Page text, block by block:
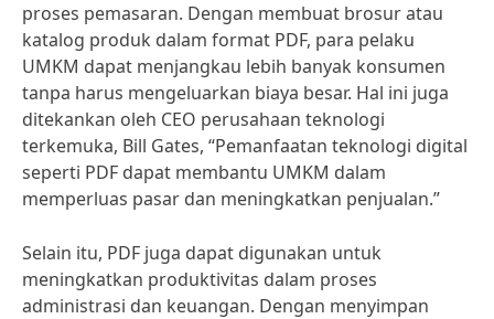
proses pemasaran. Dengan membuat brosur atau
katalog produk dalam format PDF, para pelaku
UMKM dapat menjangkau lebih banyak konsumen
tanpa harus mengeluarkan biaya besar. Hal ini juga
ditekankan oleh CEO perusahaan teknologi
terkemuka, Bill Gates, “Pemanfaatan teknologi digital
seperti PDF dapat membantu UMKM dalam
memperluas pasar dan meningkatkan penjualan.”
Selain itu, PDF juga dapat digunakan untuk
meningkatkan produktivitas dalam proses
administrasi dan keuangan. Dengan menyimpan